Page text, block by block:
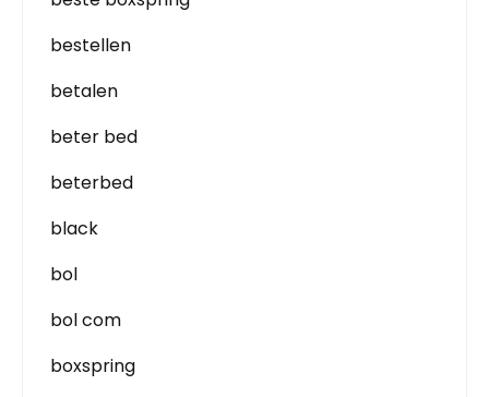
bestellen
betalen
beter bed
beterbed
black
bol
bol com
boxspring